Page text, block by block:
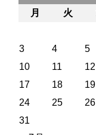
月 火
3
4 5
10
11 12
17
18 19
24
25 26
31